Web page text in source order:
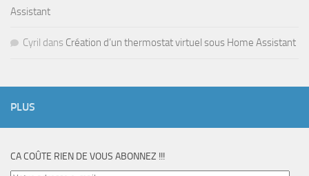
Assistant
Cyril dans Création d’un thermostat virtuel sous Home Assistant
PLUS
CA COÛTE RIEN DE VOUS ABONNEZ !!!